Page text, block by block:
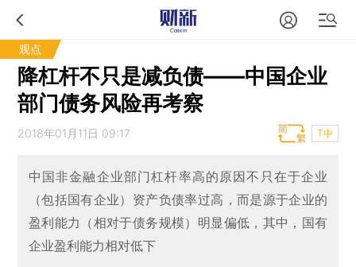
观点
降杠杆不只是减负债——中国企业
部门债务风险再考察
2018年01月11日 09:17 T中
中国非金融企业部门杠杆率高的原因不只在于企业
（包括国有企业）资产负债率过高，而是源于企业的
盈利能力（相对于债务规模）明显偏低，其中，国有
企业盈利能力相对低下